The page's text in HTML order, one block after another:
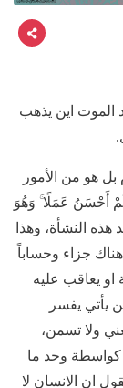
الموت اين يذهب
بل هو من الأمور
أَحْسَنُ عَمَلًا ۚ وَهُوَ
بعد هذه النشأة، وهذا
جزاء وحساباً
او يعاقب عليه
يأتي يفسر
ولا تسمن،
كواسطة وحد ما
ان الانسان لا